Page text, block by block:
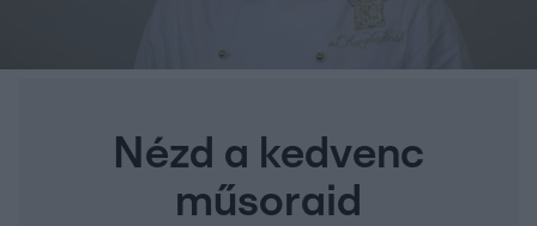
Nézd a kedvenc
műsoraid